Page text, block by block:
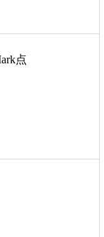
点